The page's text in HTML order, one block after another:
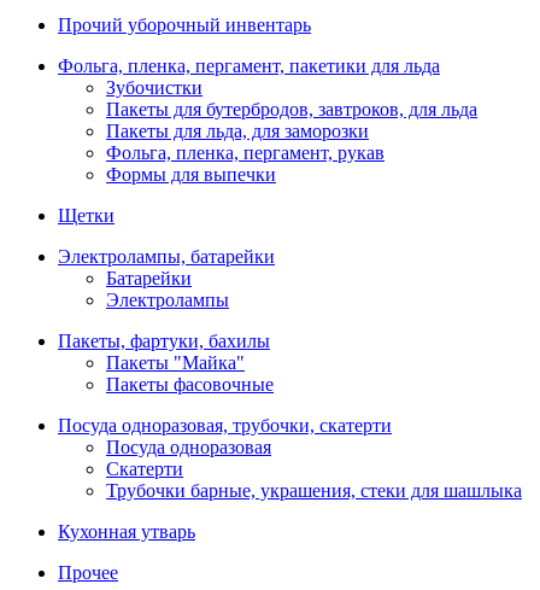
Прочий уборочный инвентарь
Фольга, пленка, пергамент, пакетики для льда
Зубочистки
Пакеты для бутербродов, завтроков, для льда
Пакеты для льда, для заморозки
Фольга, пленка, пергамент, рукав
Формы для выпечки
Щетки
Электролампы, батарейки
Батарейки
Электролампы
Пакеты, фартуки, бахилы
Пакеты "Майка"
Пакеты фасовочные
Посуда одноразовая, трубочки, скатерти
Посуда одноразовая
Скатерти
Трубочки барные, украшения, стеки для шашлыка
Кухонная утварь
Прочее